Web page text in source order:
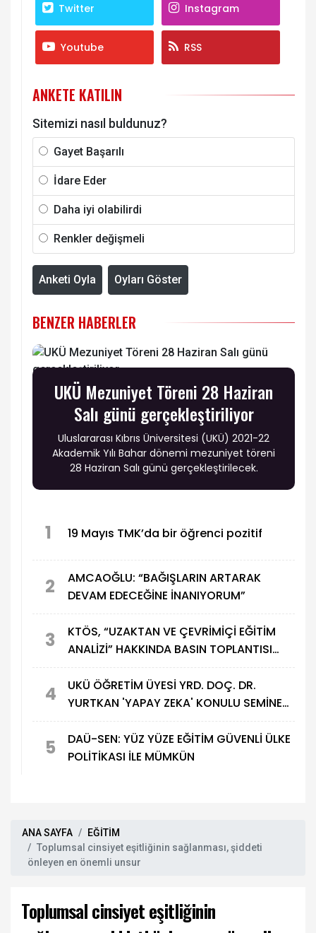
Twitter Instagram
Youtube RSS
ANKETE KATILIN
Sitemizi nasıl buldunuz?
Gayet Başarılı
İdare Eder
Daha iyi olabilirdi
Renkler değişmeli
Anketi Oyla Oyları Göster
BENZER HABERLER
UKÜ Mezuniyet Töreni 28 Haziran
Salı günü gerçekleştiriliyor
Uluslararası Kıbrıs Üniversitesi (UKÜ) 2021-22
Akademik Yılı Bahar dönemi mezuniyet töreni
28 Haziran Salı günü gerçekleştirilecek.
1 19 Mayıs TMK’da bir öğrenci pozitif
2
AMCAOĞLU: “BAĞIŞLARIN ARTARAK
DEVAM EDECEĞİNE İNANIYORUM”
3
KTÖS, “UZAKTAN VE ÇEVRİMİÇİ EĞİTİM
ANALİZİ” HAKKINDA BASIN TOPLANTISI
4
UKÜ ÖĞRETİM ÜYESİ YRD. DOÇ. DR.
YURTKAN 'YAPAY ZEKA' KONULU SEMİNER
5
DAÜ-SEN: YÜZ YÜZE EĞİTİM GÜVENLİ ÜLKE
POLİTİKASI İLE MÜMKÜN
ANA SAYFA
EĞİTİM
Toplumsal cinsiyet eşitliğinin sağlanması, şiddeti
önleyen en önemli unsur
Toplumsal cinsiyet eşitliğinin